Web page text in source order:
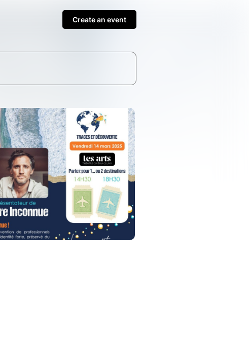
Create an event